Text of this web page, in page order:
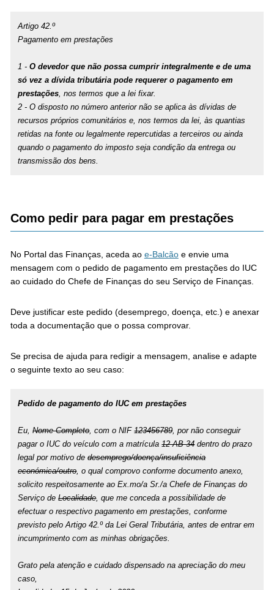
Artigo 42.º
Pagamento em prestações
1 -O devedor que não possa cumprir integralmente e de uma
só vez a dívida tributária pode requerer o pagamento em
prestações , nos termos que a lei fixar.
2 - O disposto no número anterior não se aplica às dívidas de
recursos próprios comunitários e, nos termos da lei, às quantias
retidas na fonte ou legalmente repercutidas a terceiros ou ainda
quando o pagamento do imposto seja condição da entrega ou
transmissão dos bens.
Como pedir para pagar em prestações
No Portal das Finanças, aceda ao e-Balcãoe envie uma
mensagem com o pedido de pagamento em prestações do IUC
ao cuidado do Chefe de Finanças do seu Serviço de Finanças.
Deve justificar este pedido (desemprego, doença, etc.) e anexar
toda a documentação que o possa comprovar.
Se precisa de ajuda para redigir a mensagem, analise e adapte
o seguinte texto ao seu caso:
Pedido de pagamento do IUC em prestações
Eu,Nome Completo, com o NIF123456789, por não conseguir
pagar o IUC do veículo com a matrícula12-AB-34dentro do prazo
legal por motivo dedesemprego/doença/insuficiência
económica/outro, o qual comprovo conforme documento anexo,
solicito respeitosamente ao Ex.mo/a Sr./a Chefe de Finanças do
Serviço deLocalidade, que me conceda a possibilidade de
efectuar o respectivo pagamento em prestações, conforme
previsto pelo Artigo 42.º da Lei Geral Tributária, antes de entrar em
incumprimento com as minhas obrigações.
Grato pela atenção e cuidado dispensado na apreciação do meu
caso,